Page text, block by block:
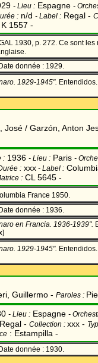
- Lieu : Espagne -
: n/d - Label : Regal -
K 1557 -
1930, p. 272. Ce sont
donnée : 1929.
1929-1945".
José / Garzón, Anton
: 1936 - Lieu : Paris -
: xxx - Label :
: CL 5645 -
France 1950.
donnée : 1936.
en Francia. 1936-1939".
1929-1945".
Guillermo - Paroles :
- Lieu : Espagne -
Regal - Collection : xxx -
: Estampilla -
donnée : 1930.